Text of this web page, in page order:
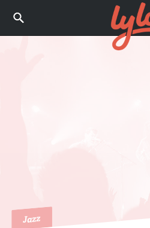
Jazz